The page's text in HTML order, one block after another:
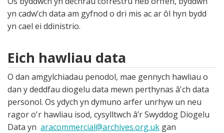
yn cadw’ch data am gyfnod o dri mis ac ar ôl hyn bydd
yn cael ei ddinistrio.
Eich hawliau data
O dan amgylchiadau penodol, mae gennych hawliau o
dan y deddfau diogelu data mewn perthynas â'ch data
personol. Os ydych yn dymuno arfer unrhyw un neu
ragor o'r hawliau isod, cysylltwch â’r Swyddog Diogelu
Data yn aracommercial@archives.org.uk gan